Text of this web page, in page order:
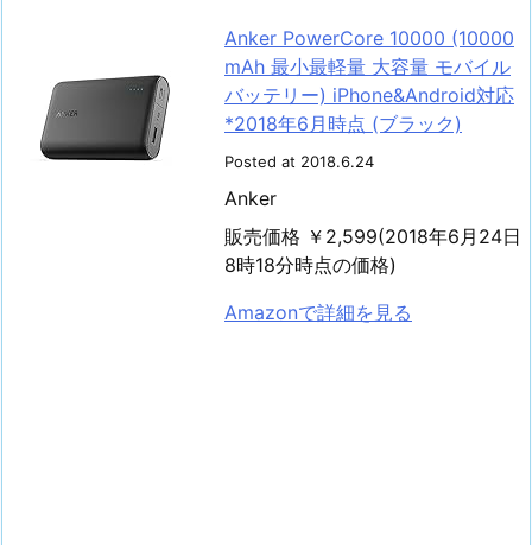
Anker PowerCore 10000 (10000
mAh 最小最軽量 大容量 モバイル
バッテリー) iPhone&Android対応
*2018年6月時点 (ブラック)
Posted at 2018.6.24
Anker
販売価格 ￥2,599(2018年6月24日
8時18分時点の価格)
Amazonで詳細を見る